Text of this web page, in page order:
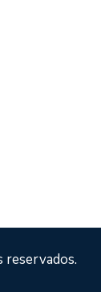
reservados.